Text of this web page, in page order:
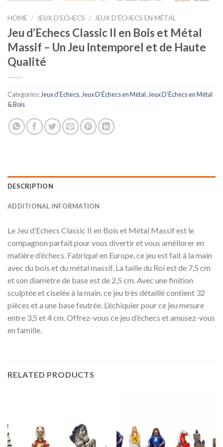
HOME / JEUX D'ECHECS / JEUX D'ÉCHECS EN MÉTAL
Jeu d’Echecs Classic II en Bois et Métal
Massif – Un Jeu Intemporel et de Haute
Qualité
Categories: Jeux d'Echecs, Jeux D'Échecs en Métal, Jeux D’Échecs en Métal
& Bois
DESCRIPTION
ADDITIONAL INFORMATION
Le Jeu d’Echecs Classic II en Bois et Métal Massif est le
compagnon parfait pour vous divertir et vous améliorer en
matière d’échecs. Fabriqué en Europe, ce jeu est fait à la main
avec du bois et du métal massif. La taille du Roi est de 7,5 cm
et son diamètre de base est de 2,5 cm. Avec une finition
sculptée et ciselée à la main, ce jeu très détaillé contient 32
pièces et a une base feutrée. L’échiquier pour ce jeu mesure
entre 3,5 et 4 cm. Offrez-vous ce jeu d’échecs et amusez-vous
en famille.
RELATED PRODUCTS